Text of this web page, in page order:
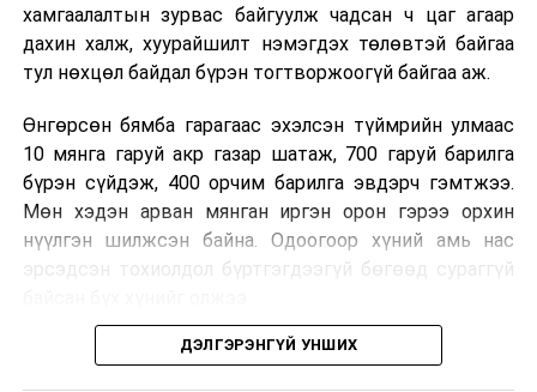
хамгаалалтын зурвас байгуулж чадсан ч цаг агаар
дахин халж, хуурайшилт нэмэгдэх төлөвтэй байгаа
тул нөхцөл байдал бүрэн тогтворжоогүй байгаа аж.
Өнгөрсөн бямба гарагаас эхэлсэн түймрийн улмаас
10 мянга гаруй акр газар шатаж, 700 гаруй барилга
бүрэн сүйдэж, 400 орчим барилга эвдэрч гэмтжээ.
Мөн хэдэн арван мянган иргэн орон гэрээ орхин
нүүлгэн шилжсэн байна. Одоогоор хүний амь нас
эрсэдсэн тохиолдол бүртгэгдээгүй бөгөөд сураггүй
Албаныхны мэдээлснээр түймрийн нэг голомтыг
ДЭЛГЭРЭНГҮЙ УНШИХ